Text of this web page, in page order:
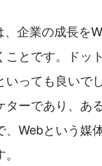
企業の成長を
ことです。ド
っても良いでし
ーであり、あ
Webという媒